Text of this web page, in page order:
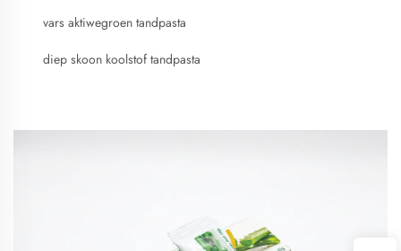
vars aktiwegroen tandpasta
diep skoon koolstof tandpasta